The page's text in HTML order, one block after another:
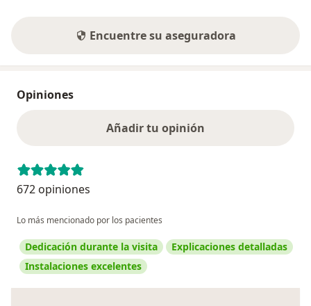
Encuentre su aseguradora
Opiniones
Añadir tu opinión
672 opiniones
Lo más mencionado por los pacientes
Dedicación durante la visita
Explicaciones detalladas
Instalaciones excelentes